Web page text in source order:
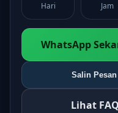
Hari Jam
WhatsApp
Salin
Lihat